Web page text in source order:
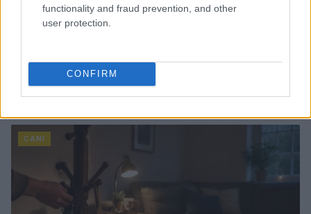
functionality and fraud prevention, and other
user protection.
CONFIRM
Carpi acquista Gatti dal Cittadella: dettagli sul
CANI